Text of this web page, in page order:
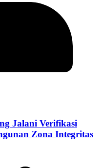
Jalani Verifikasi
Zona Integritas